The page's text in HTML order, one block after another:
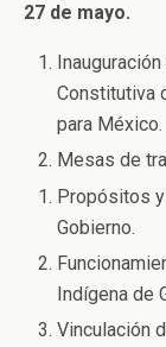
27 de mayo.
Constitutiva
para México.
Mesas de
Propósitos
Gobierno.
Indígena de
Vinculación